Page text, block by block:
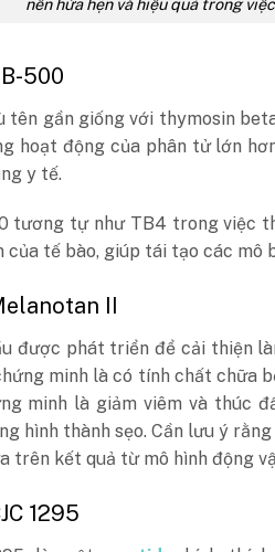
500
tên gần giống với thymosin
hoạt động của phân tử lớn
y tế.
tương tự như TB4 trong việc
của tế bào, giúp tái tạo các mô
II
được phát triển để cải thiện
minh là có tính chất chữa
minh là giảm viêm và thúc
hình thành sẹo. Cần lưu ý
trên kết quả từ mô hình động
1295